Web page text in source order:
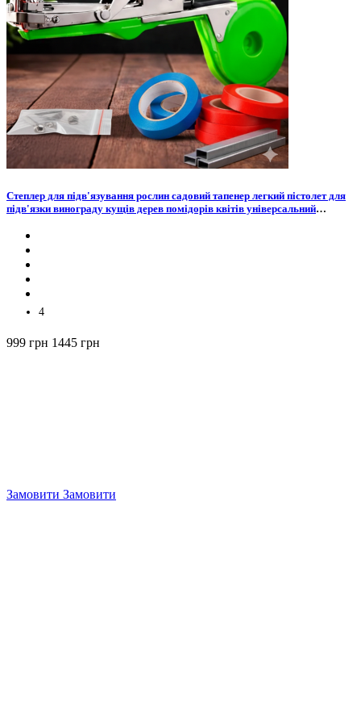
Cтеплер для підв'язування рослин садовий тапенер легкий пістолет для
підв'язки винограду кущів дерев помідорів квітів універсальний
4
999 грн 1445 грн
Замовити Замовити